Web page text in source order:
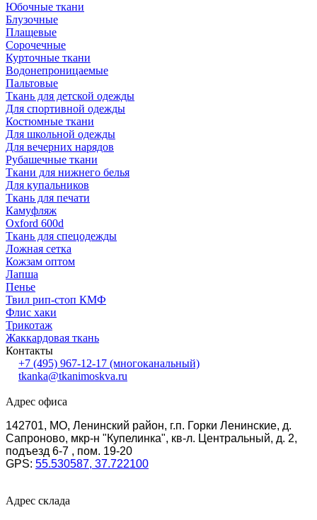
Юбочные ткани
Блузочные
Плащевые
Сорочечные
Курточные ткани
Водонепроницаемые
Пальтовые
Ткань для детской одежды
Для спортивной одежды
Костюмные ткани
Для школьной одежды
Для вечерних нарядов
Рубашечные ткани
Ткани для нижнего белья
Для купальников
Ткань для печати
Камуфляж
Oxford 600d
Ткань для спецодежды
Ложная сетка
Кожзам оптом
Лапша
Пенье
Твил рип-стоп КМФ
Флис хаки
Трикотаж
Жаккардовая ткань
Контакты
+7 (495) 967-12-17 (многоканальный)
tkanka@tkanimoskva.ru
Адрес офиса
142701, МО, Ленинский район, г.п. Горки Ленинские, д.
Сапроново, мкр-н "Купелинка", кв-л. Центральный, д. 2,
подъезд 6-7 , пом. 19-20
GPS: 55.530587, 37.722100
Адрес склада